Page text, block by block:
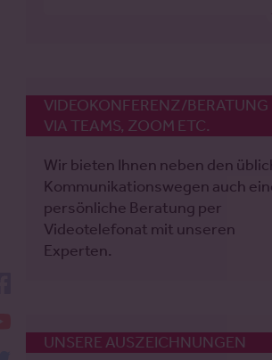
VIDEOKONFERENZ/BERATUNG
VIA TEAMS, ZOOM ETC.
Wir bieten Ihnen neben den
Kommunikationswegen auch
persönliche Beratung per
Videotelefonat mit unseren
Experten.
UNSERE AUSZEICHNUNGEN
twitter